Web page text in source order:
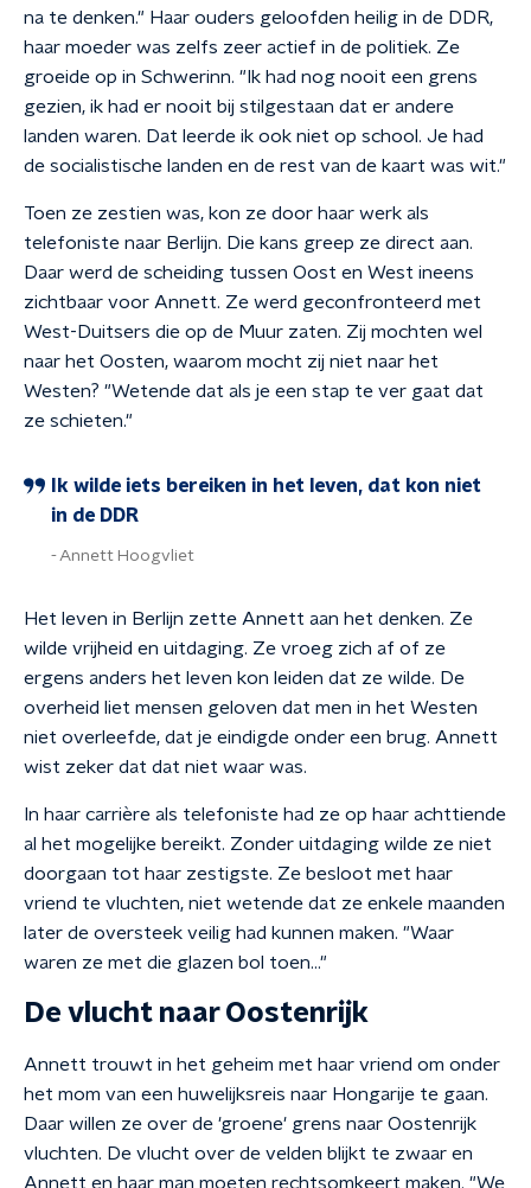
na te denken." Haar ouders geloofden heilig in de DDR,
haar moeder was zelfs zeer actief in de politiek. Ze
groeide op in Schwerinn. "Ik had nog nooit een grens
gezien, ik had er nooit bij stilgestaan dat er andere
landen waren. Dat leerde ik ook niet op school. Je had
de socialistische landen en de rest van de kaart was wit."
Toen ze zestien was, kon ze door haar werk als
telefoniste naar Berlijn. Die kans greep ze direct aan.
Daar werd de scheiding tussen Oost en West ineens
zichtbaar voor Annett. Ze werd geconfronteerd met
West-Duitsers die op de Muur zaten. Zij mochten wel
naar het Oosten, waarom mocht zij niet naar het
Westen? "Wetende dat als je een stap te ver gaat dat
ze schieten."
Ik wilde iets bereiken in het leven, dat kon niet
in de DDR
Annett Hoogvliet
Het leven in Berlijn zette Annett aan het denken. Ze
wilde vrijheid en uitdaging. Ze vroeg zich af of ze
ergens anders het leven kon leiden dat ze wilde. De
overheid liet mensen geloven dat men in het Westen
niet overleefde, dat je eindigde onder een brug. Annett
wist zeker dat dat niet waar was.
In haar carrière als telefoniste had ze op haar achttiende
al het mogelijke bereikt. Zonder uitdaging wilde ze niet
doorgaan tot haar zestigste. Ze besloot met haar
vriend te vluchten, niet wetende dat ze enkele maanden
later de oversteek veilig had kunnen maken. "Waar
waren ze met die glazen bol toen…"
De vlucht naar Oostenrijk
Annett trouwt in het geheim met haar vriend om onder
het mom van een huwelijksreis naar Hongarije te gaan.
Daar willen ze over de 'groene' grens naar Oostenrijk
vluchten. De vlucht over de velden blijkt te zwaar en
Annett en haar man moeten rechtsomkeert maken. "We